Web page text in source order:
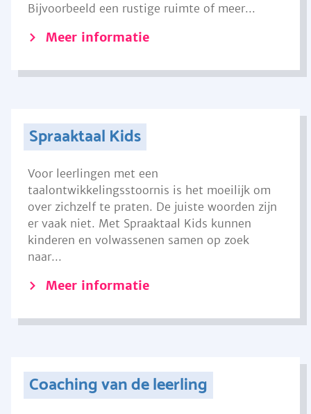
Bijvoorbeeld een rustige ruimte of meer...
Meer informatie
Spraaktaal Kids
Voor leerlingen met een
taalontwikkelingsstoornis is het moeilijk om
over zichzelf te praten. De juiste woorden zijn
er vaak niet. Met Spraaktaal Kids kunnen
kinderen en volwassenen samen op zoek
naar...
Meer informatie
Coaching van de leerling